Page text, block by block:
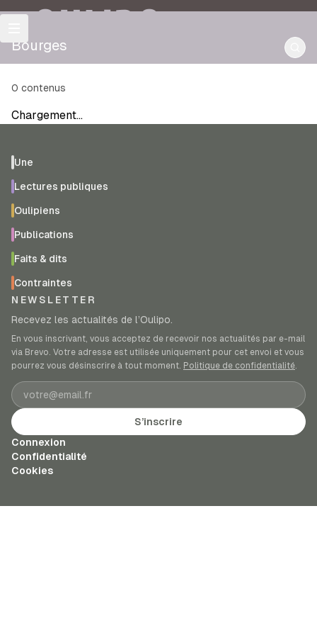
OULIPO
Bourges
0 contenus
Chargement…
Une
Lectures publiques
Oulipiens
Publications
Faits & dits
Contraintes
NEWSLETTER
Recevez les actualités de l’Oulipo.
En vous inscrivant, vous acceptez de recevoir nos actualités par e-mail
via Brevo. Votre adresse est utilisée uniquement pour cet envoi et vous
pourrez vous désinscrire à tout moment. Politique de confidentialité.
Adresse e-mail
S’inscrire
Connexion
Confidentialité
Cookies